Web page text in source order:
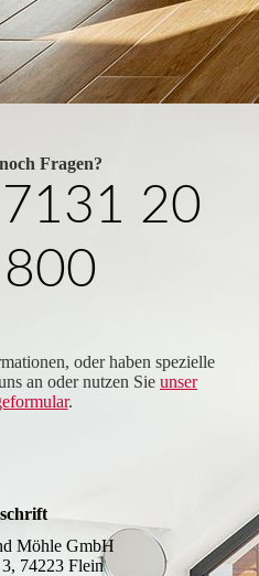
Fragen?
7131 20
oder haben spezielle
an oder nutzen Sie unser
.
Möhle GmbH
74223 Flein